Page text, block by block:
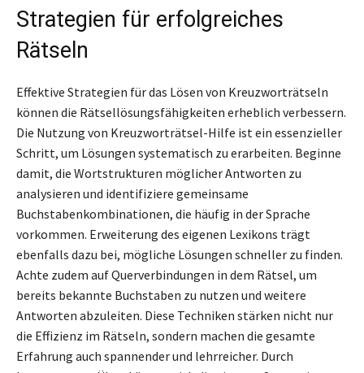
Strategien für erfolgreiches
Rätseln
Effektive Strategien für das Lösen von Kreuzworträtseln
können die Rätsellösungsfähigkeiten erheblich verbessern.
Die Nutzung von Kreuzworträtsel-Hilfe ist ein essenzieller
Schritt, um Lösungen systematisch zu erarbeiten. Beginne
damit, die Wortstrukturen möglicher Antworten zu
analysieren und identifiziere gemeinsame
Buchstabenkombinationen, die häufig in der Sprache
vorkommen. Erweiterung des eigenen Lexikons trägt
ebenfalls dazu bei, mögliche Lösungen schneller zu finden.
Achte zudem auf Querverbindungen in dem Rätsel, um
bereits bekannte Buchstaben zu nutzen und weitere
Antworten abzuleiten. Diese Techniken stärken nicht nur
die Effizienz im Rätseln, sondern machen die gesamte
Erfahrung auch spannender und lehrreicher. Durch